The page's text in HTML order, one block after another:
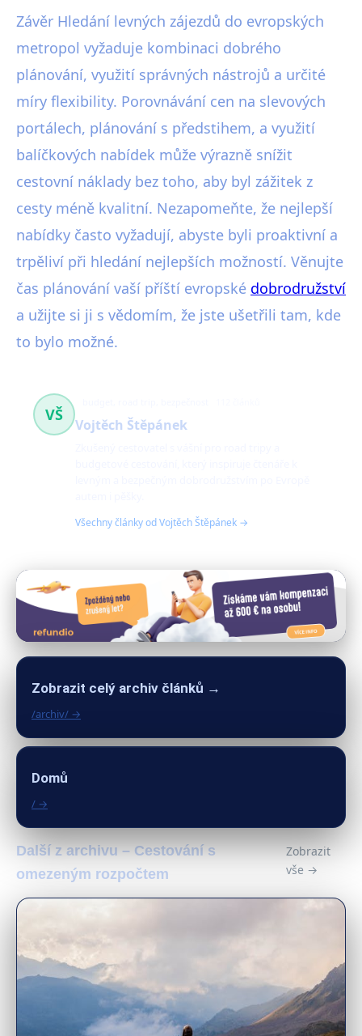
Závěr Hledání levných zájezdů do evropských
metropol vyžaduje kombinaci dobrého
plánování, využití správných nástrojů a určité
míry flexibility. Porovnávání cen na slevových
portálech, plánování s předstihem, a využití
balíčkových nabídek může výrazně snížit
cestovní náklady bez toho, aby byl zážitek z
cesty méně kvalitní. Nezapomeňte, že nejlepší
nabídky často vyžadují, abyste byli proaktivní a
trpěliví při hledání nejlepších možností. Věnujte
čas plánování vaší příští evropské dobrodružství
a užijte si ji s vědomím, že jste ušetřili tam, kde
to bylo možné.
VŠ
Vojtěch Štěpánek
Všechny články od Vojtěch Štěpánek →
Zobrazit celý archiv článků →
/archiv/ →
Domů
/ →
Další z archivu – Cestování s
omezeným rozpočtem
Zobrazit
vše →